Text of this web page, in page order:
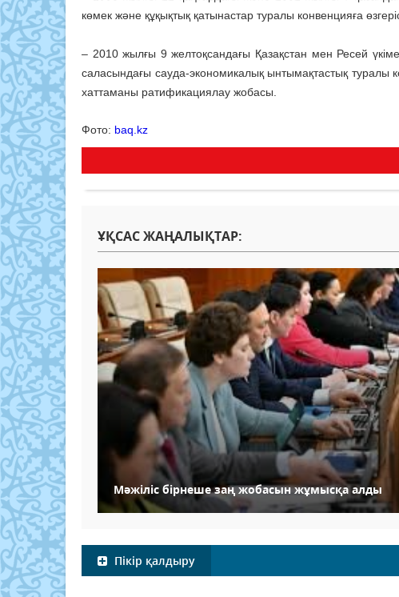
көмек және құқықтық қатынастар туралы конвенцияға
– 2010 жылғы 9 желтоқсандағы Қазақстан мен Ресей
саласындағы сауда-экономикалық ынтымақтастық туралы
хаттаманы ратификациялау жобасы.
Фото: baq.kz
ҰҚСАС ЖАҢАЛЫҚТАР:
Мәжіліс бірнеше заң жобасын жұмысқа алды
Пікір қалдыру